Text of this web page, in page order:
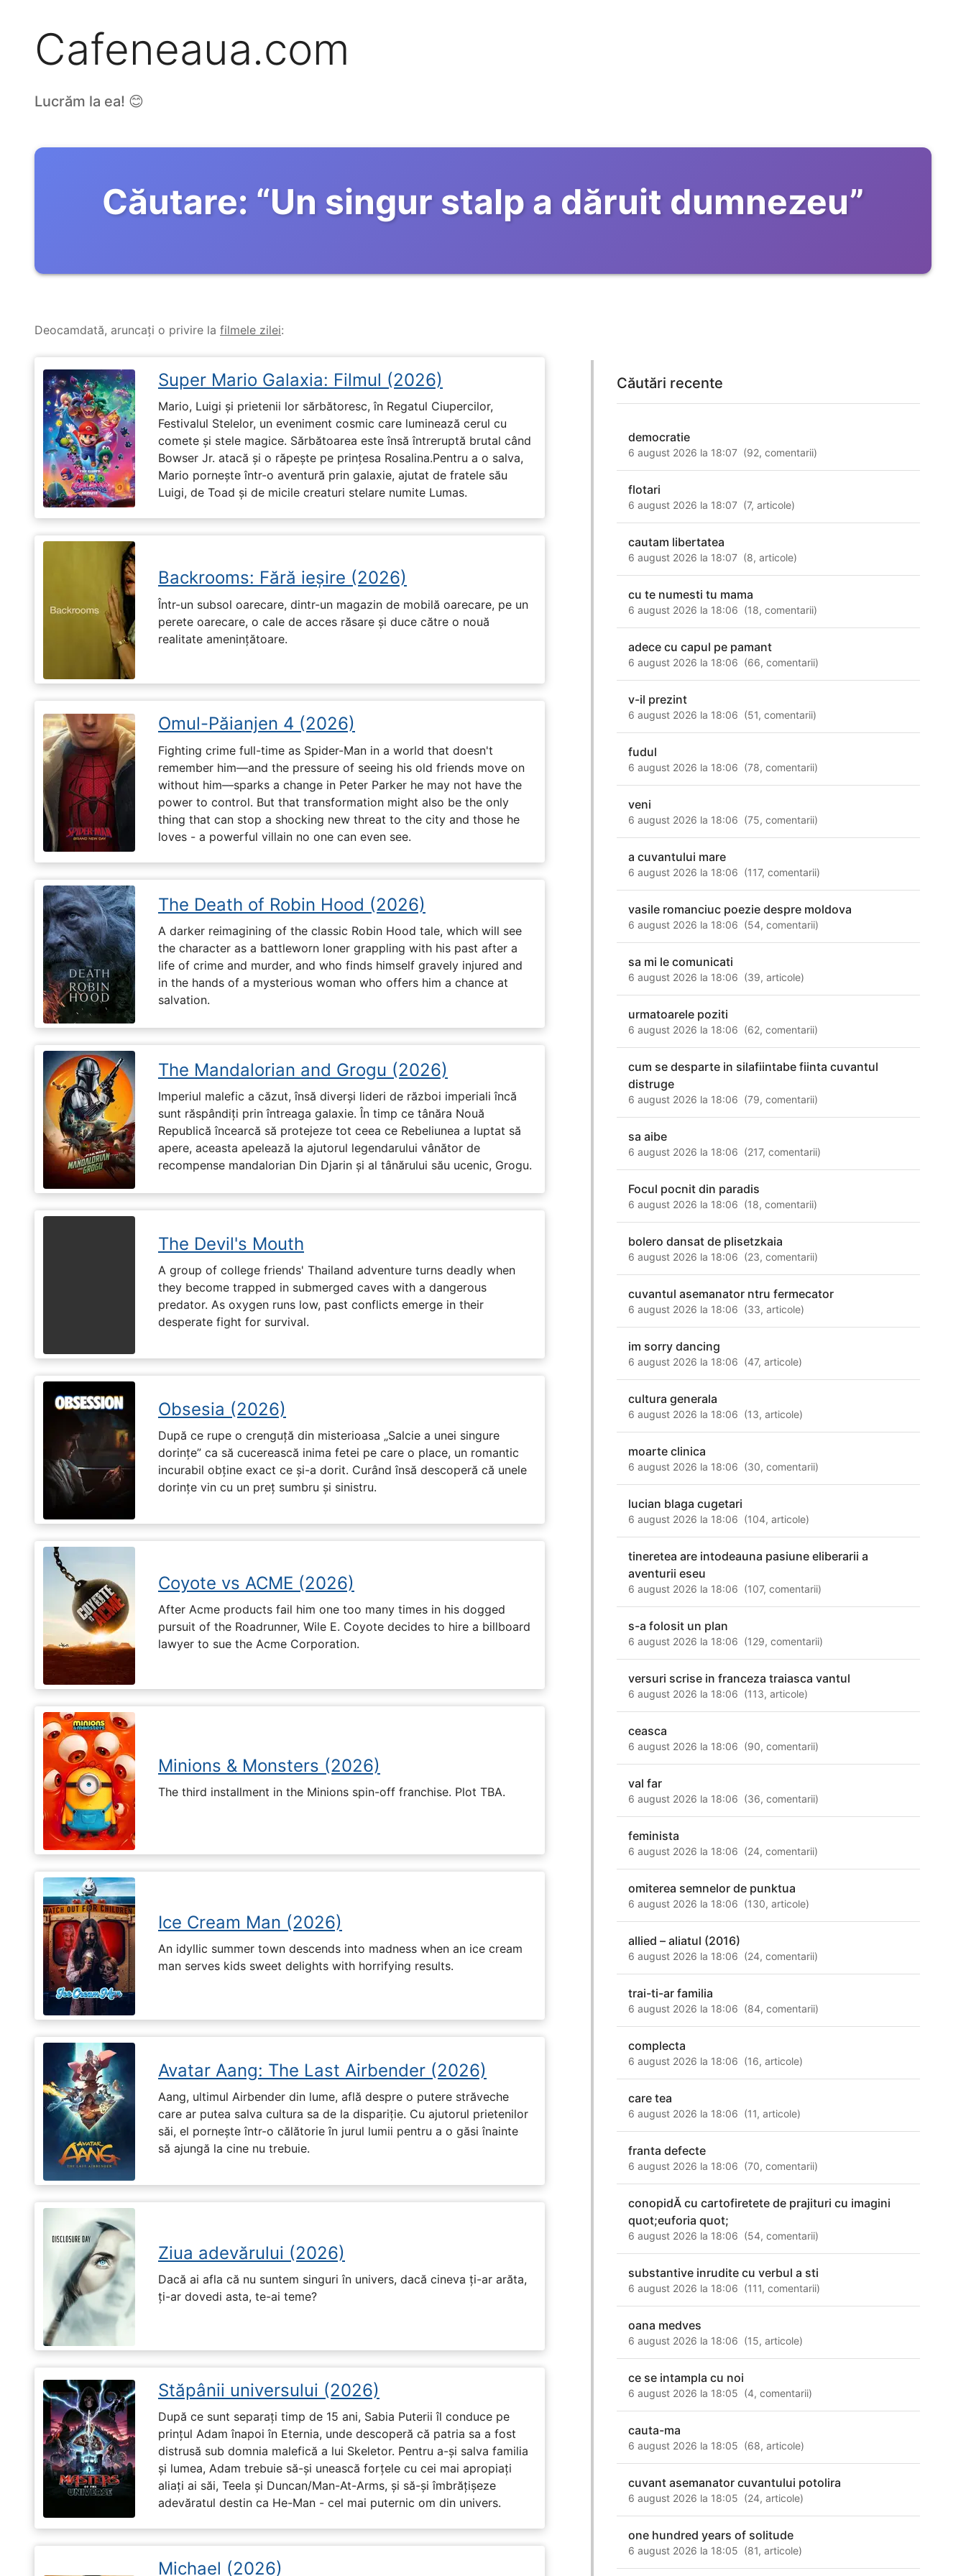
Cafeneaua.com
Lucrăm la ea! 😊
Căutare: “Un singur stalp a dăruit dumnezeu”
Deocamdată, aruncați o privire la filmele zilei:
Super Mario Galaxia: Filmul (2026)
Mario, Luigi și prietenii lor sărbătoresc, în Regatul Ciupercilor,
Festivalul Stelelor, un eveniment cosmic care luminează cerul cu
comete și stele magice. Sărbătoarea este însă întreruptă brutal când
Bowser Jr. atacă și o răpește pe prinţesa Rosalina.Pentru a o salva,
Mario pornește într-o aventură prin galaxie, ajutat de fratele său
Luigi, de Toad și de micile creaturi stelare numite Lumas.
Backrooms: Fără ieșire (2026)
Într-un subsol oarecare, dintr-un magazin de mobilă oarecare, pe un
perete oarecare, o cale de acces răsare și duce către o nouă
realitate amenințătoare.
Omul-Păianjen 4 (2026)
Fighting crime full-time as Spider-Man in a world that doesn't
remember him—and the pressure of seeing his old friends move on
without him—sparks a change in Peter Parker he may not have the
power to control. But that transformation might also be the only
thing that can stop a shocking new threat to the city and those he
loves - a powerful villain no one can even see.
The Death of Robin Hood (2026)
A darker reimagining of the classic Robin Hood tale, which will see
the character as a battleworn loner grappling with his past after a
life of crime and murder, and who finds himself gravely injured and
in the hands of a mysterious woman who offers him a chance at
salvation.
The Mandalorian and Grogu (2026)
Imperiul malefic a căzut, însă diverși lideri de război imperiali încă
sunt răspândiți prin întreaga galaxie. În timp ce tânăra Nouă
Republică încearcă să protejeze tot ceea ce Rebeliunea a luptat să
apere, aceasta apelează la ajutorul legendarului vânător de
recompense mandalorian Din Djarin și al tânărului său ucenic, Grogu.
The Devil's Mouth
A group of college friends' Thailand adventure turns deadly when
they become trapped in submerged caves with a dangerous
predator. As oxygen runs low, past conflicts emerge in their
desperate fight for survival.
Obsesia (2026)
După ce rupe o crenguță din misterioasa „Salcie a unei singure
dorințe” ca să cucerească inima fetei pe care o place, un romantic
incurabil obține exact ce și-a dorit. Curând însă descoperă că unele
dorințe vin cu un preț sumbru și sinistru.
Coyote vs ACME (2026)
After Acme products fail him one too many times in his dogged
pursuit of the Roadrunner, Wile E. Coyote decides to hire a billboard
lawyer to sue the Acme Corporation.
Minions & Monsters (2026)
The third installment in the Minions spin-off franchise. Plot TBA.
Ice Cream Man (2026)
An idyllic summer town descends into madness when an ice cream
man serves kids sweet delights with horrifying results.
Avatar Aang: The Last Airbender (2026)
Aang, ultimul Airbender din lume, află despre o putere străveche
care ar putea salva cultura sa de la dispariție. Cu ajutorul prietenilor
săi, el pornește într-o călătorie în jurul lumii pentru a o găsi înainte
să ajungă la cine nu trebuie.
Ziua adevărului (2026)
Dacă ai afla că nu suntem singuri în univers, dacă cineva ți-ar arăta,
ți-ar dovedi asta, te-ai teme?
Stăpânii universului (2026)
După ce sunt separați timp de 15 ani, Sabia Puterii îl conduce pe
prințul Adam înapoi în Eternia, unde descoperă că patria sa a fost
distrusă sub domnia malefică a lui Skeletor. Pentru a-și salva familia
și lumea, Adam trebuie să-și unească forțele cu cei mai apropiați
aliați ai săi, Teela și Duncan/Man-At-Arms, și să-și îmbrățișeze
adevăratul destin ca He-Man - cel mai puternic om din univers.
Michael (2026)
Căutări recente
democratie
6 august 2026 la 18:07 (92,comentarii)
flotari
6 august 2026 la 18:07 (7,articole)
cautam libertatea
6 august 2026 la 18:07 (8,articole)
cu te numesti tu mama
6 august 2026 la 18:06 (18,comentarii)
adece cu capul pe pamant
6 august 2026 la 18:06 (66,comentarii)
v-il prezint
6 august 2026 la 18:06 (51,comentarii)
fudul
6 august 2026 la 18:06 (78,comentarii)
veni
6 august 2026 la 18:06 (75,comentarii)
a cuvantului mare
6 august 2026 la 18:06 (117,comentarii)
vasile romanciuc poezie despre moldova
6 august 2026 la 18:06 (54,comentarii)
sa mi le comunicati
6 august 2026 la 18:06 (39,articole)
urmatoarele poziti
6 august 2026 la 18:06 (62,comentarii)
cum se desparte in silafiintabe fiinta cuvantul
distruge
6 august 2026 la 18:06 (79,comentarii)
sa aibe
6 august 2026 la 18:06 (217,comentarii)
Focul pocnit din paradis
6 august 2026 la 18:06 (18,comentarii)
bolero dansat de plisetzkaia
6 august 2026 la 18:06 (23,comentarii)
cuvantul asemanator ntru fermecator
6 august 2026 la 18:06 (33,articole)
im sorry dancing
6 august 2026 la 18:06 (47,articole)
cultura generala
6 august 2026 la 18:06 (13,articole)
moarte clinica
6 august 2026 la 18:06 (30,comentarii)
lucian blaga cugetari
6 august 2026 la 18:06 (104,articole)
tineretea are intodeauna pasiune eliberarii a
aventurii eseu
6 august 2026 la 18:06 (107,comentarii)
s-a folosit un plan
6 august 2026 la 18:06 (129,comentarii)
versuri scrise in franceza traiasca vantul
6 august 2026 la 18:06 (113,articole)
ceasca
6 august 2026 la 18:06 (90,comentarii)
val far
6 august 2026 la 18:06 (36,comentarii)
feminista
6 august 2026 la 18:06 (24,comentarii)
omiterea semnelor de punktua
6 august 2026 la 18:06 (130,articole)
allied – aliatul (2016)
6 august 2026 la 18:06 (24,comentarii)
trai-ti-ar familia
6 august 2026 la 18:06 (84,comentarii)
complecta
6 august 2026 la 18:06 (16,articole)
care tea
6 august 2026 la 18:06 (11,articole)
franta defecte
6 august 2026 la 18:06 (70,comentarii)
conopidĂ cu cartofiretete de prajituri cu imagini
quot;euforia quot;
6 august 2026 la 18:06 (54,comentarii)
substantive inrudite cu verbul a sti
6 august 2026 la 18:06 (111,comentarii)
oana medves
6 august 2026 la 18:06 (15,articole)
ce se intampla cu noi
6 august 2026 la 18:05 (4,comentarii)
cauta-ma
6 august 2026 la 18:05 (68,articole)
cuvant asemanator cuvantului potolira
6 august 2026 la 18:05 (24,articole)
one hundred years of solitude
6 august 2026 la 18:05 (81,articole)